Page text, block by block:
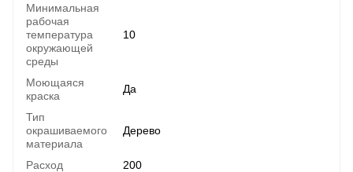
Минимальная
рабочая
температура
окружающей
среды
10
Моющаяся
краска
Да
Тип
окрашиваемого
материала
Дерево
Расход 200